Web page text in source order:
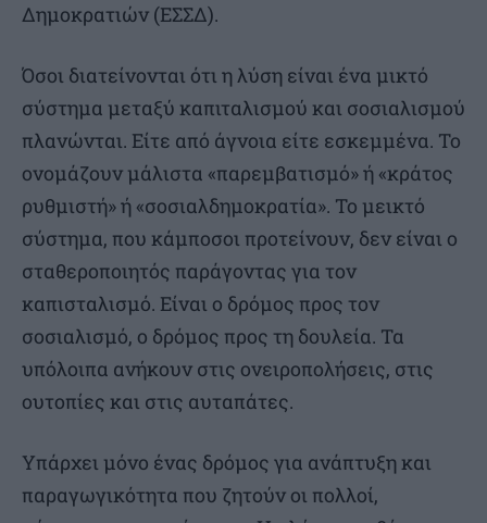
Δημοκρατιών (ΕΣΣΔ).
Όσοι διατείνονται ότι η λύση είναι ένα μικτό
σύστημα μεταξύ καπιταλισμού και σοσιαλισμού
πλανώνται. Είτε από άγνοια είτε εσκεμμένα. Το
ονομάζουν μάλιστα «παρεμβατισμό» ή «κράτος
ρυθμιστή» ή «σοσιαλδημοκρατία». Το μεικτό
σύστημα, που κάμποσοι προτείνουν, δεν είναι ο
σταθεροποιητός παράγοντας για τον
καπισταλισμό. Είναι ο δρόμος προς τον
σοσιαλισμό, ο δρόμος προς τη δουλεία. Τα
υπόλοιπα ανήκουν στις ονειροπολήσεις, στις
ουτοπίες και στις αυταπάτες.
Υπάρχει μόνο ένας δρόμος για ανάπτυξη και
παραγωγικότητα που ζητούν οι πολλοί,